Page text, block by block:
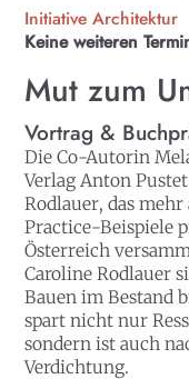
Initiative Architektur
Keine weiteren
Mut zum
Vortrag &
Die Co-Autorin
Verlag Anton
Rodlauer, das
Practice-Beispiele
Österreich
Caroline Rodlauer
Bauen im Bestand
spart nicht nur
sondern ist auch
Verdichtung.